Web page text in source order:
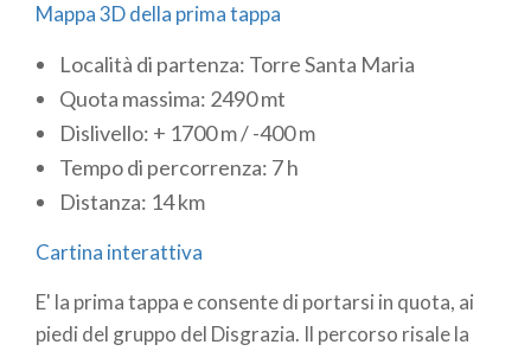
Mappa 3D della prima tappa
Località di partenza: Torre Santa Maria
Quota massima: 2490 mt
Dislivello: + 1700 m / -400 m
Tempo di percorrenza: 7 h
Distanza: 14 km
Cartina interattiva
E' la prima tappa e consente di portarsi in quota, ai
piedi del gruppo del Disgrazia. Il percorso risale la